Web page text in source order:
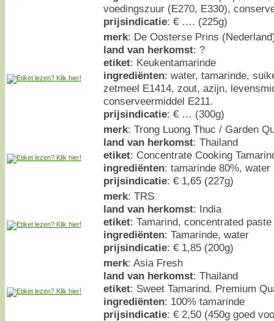
voedingszuur (E270, E330),
prijsindicatie: € …. (225g)
merk: De Oosterse Prins
land van herkomst: ?
etiket: Keukentamarinde
ingrediënten: water, tamarinde,
zetmeel E1414, zout, azijn,
conserveermiddel E211.
prijsindicatie: € … (300g)
merk: Trong Luong Thuc / Garden
land van herkomst: Thailand
etiket: Concentrate Cooking
ingrediënten: tamarinde 80%, water
prijsindicatie: € 1,65 (227g)
merk: TRS
land van herkomst: India
etiket: Tamarind, concentrated paste
ingrediënten: Tamarinde, water
prijsindicatie: € 1,85 (200g)
merk: Asia Fresh
land van herkomst: Thailand
etiket: Sweet Tamarind. Premium
ingrediënten: 100% tamarinde
prijsindicatie: € 2,50 (450g goed